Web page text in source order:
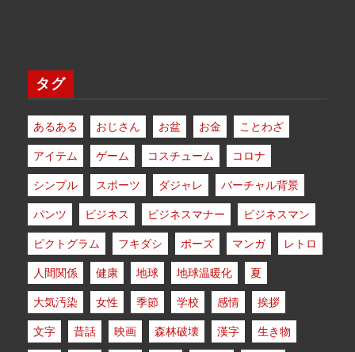
タグ
あるある おじさん お盆 お金
ことわざ
アイテム
ゲーム コスチューム
コロナ
シンプル
スポーツ ダジャレ
バーチャル背景
パンツ
ビジネス ビジネスマナー
ビジネスマン
ピクトグラム
フキダシ ポーズ マンガ
レトロ
人間関係
健康 地球 地球温暖化
夏
大気汚染
女性 季節 学校 感情
挨拶
文字
昔話 映画 森林破壊 漢字
生き物